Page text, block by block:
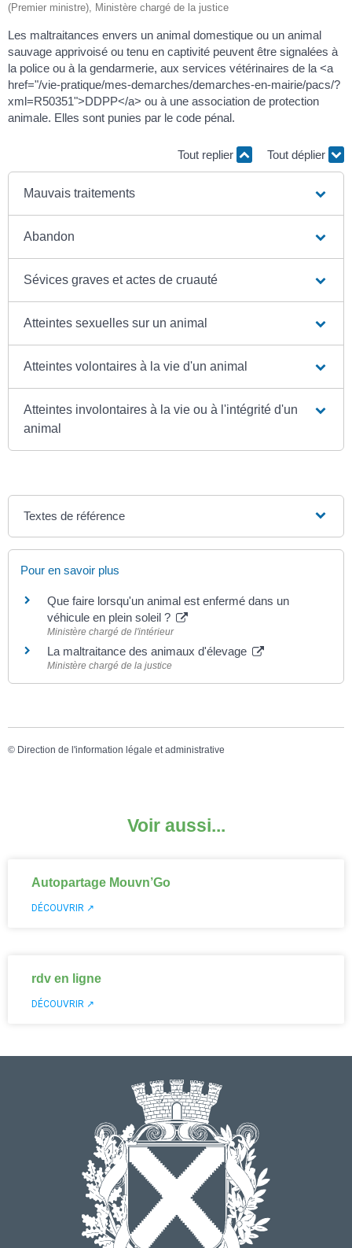
(Premier ministre), Ministère chargé de la justice
Les maltraitances envers un animal domestique ou un animal
sauvage apprivoisé ou tenu en captivité peuvent être signalées à
la police ou à la gendarmerie, aux services vétérinaires de la <a
href="/vie-pratique/mes-demarches/demarches-en-mairie/pacs/?
xml=R50351">DDPP</a> ou à une association de protection
animale. Elles sont punies par le code pénal.
Tout replier Tout déplier
Mauvais traitements
Abandon
Sévices graves et actes de cruauté
Atteintes sexuelles sur un animal
Atteintes volontaires à la vie d'un animal
Atteintes involontaires à la vie ou à l'intégrité d'un
animal
Textes de référence
Pour en savoir plus
Que faire lorsqu'un animal est enfermé dans un
véhicule en plein soleil ?
Ministère chargé de l'intérieur
La maltraitance des animaux d'élevage
Ministère chargé de la justice
© Direction de l'information légale et administrative
Voir aussi...
Autopartage Mouvn’Go
DÉCOUVRIR ↗
rdv en ligne
DÉCOUVRIR ↗